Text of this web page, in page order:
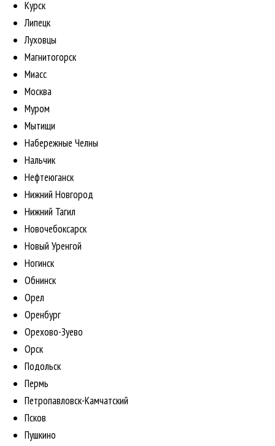
Курск
Липецк
Луховцы
Магнитогорск
Миасс
Москва
Муром
Мытищи
Набережные Челны
Нальчик
Нефтеюганск
Нижний Новгород
Нижний Тагил
Новочебоксарск
Новый Уренгой
Ногинск
Обнинск
Орел
Оренбург
Орехово-Зуево
Орск
Подольск
Пермь
Петропавловск-Камчатский
Псков
Пушкино